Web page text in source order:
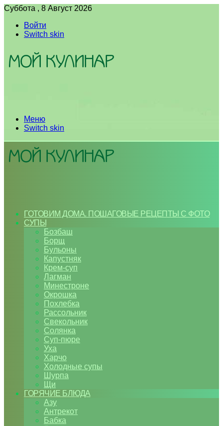
Суббота , 8 Август 2026
Войти
Switch skin
Меню
Switch skin
ГОТОВИМ ДОМА. ПОШАГОВЫЕ РЕЦЕПТЫ С ФОТО
СУПЫ
Бозбаш
Борщ
Бульоны
Капустняк
Крем-суп
Лагман
Минестроне
Окрошка
Похлебка
Рассольник
Свекольник
Солянка
Суп-пюре
Уха
Харчо
Холодные супы
Шурпа
Щи
ГОРЯЧИЕ БЛЮДА
Азу
Антрекот
Бабка